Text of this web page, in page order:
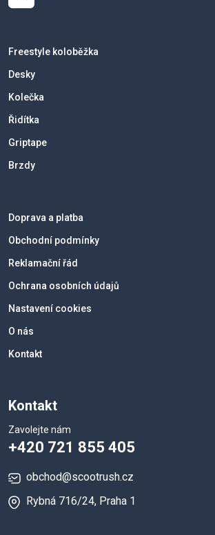
Freestyle koloběžka
Desky
Kolečka
Řidítka
Griptape
Brzdy
Doprava a platba
Obchodní podmínky
Reklamační řád
Ochrana osobních údajů
Nastavení cookies
O nás
Kontakt
Kontakt
Zavolejte nám
+420 721 855 405
obchod@scootrush.cz
Rybná 716/24, Praha 1